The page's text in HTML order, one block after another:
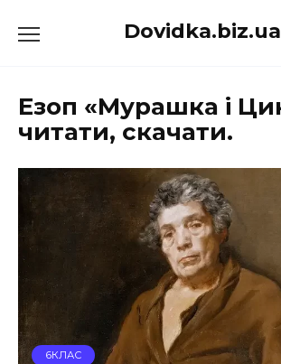
до
Dovidka.biz.ua
Езоп «Мурашка і
читати, скачати.
6КЛАС